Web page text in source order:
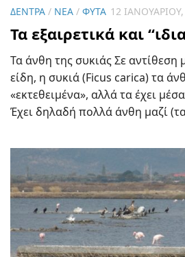
ΔΈΝΤΡΑ / ΝΈΑ / ΦΥΤΆ 12
Τα εξαιρετικά και
Τα άνθη της συκιάς Σε
είδη, η συκιά (Ficus carica) τα
«εκτεθειμένα», αλλά τα έχει
Έχει δηλαδή πολλά άνθη μαζί